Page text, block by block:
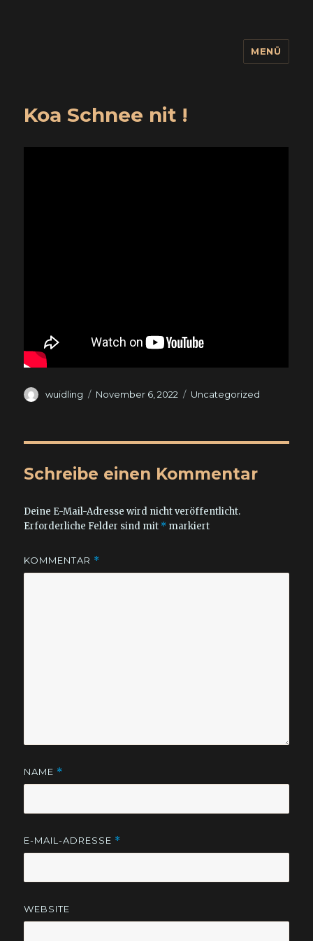
MENÜ
Koa Schnee nit !
Autor
wuidling
Veröffentlicht
November 6, 2022 Kategorien
Uncategorized
Schreibe einen Kommentar
Deine E-Mail-Adresse wird nicht veröffentlicht.
Erforderliche Felder sind mit * markiert
KOMMENTAR *
NAME *
E-MAIL-ADRESSE *
WEBSITE